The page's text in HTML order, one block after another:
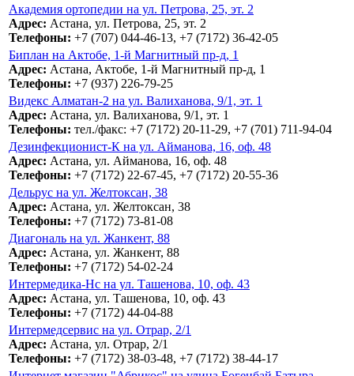
Академия ортопедии на ул. Петрова, 25, эт. 2
Адрес: Астана, ул. Петрова, 25, эт. 2
Телефоны: +7 (707) 044-46-13, +7 (7172) 36-42-05
Биплан на Актобе, 1-й Магнитный пр-д, 1
Адрес: Астана, Актобе, 1-й Магнитный пр-д, 1
Телефоны: +7 (937) 226-79-25
Видекс Алматан-2 на ул. Валиханова, 9/1, эт. 1
Адрес: Астана, ул. Валиханова, 9/1, эт. 1
Телефоны: тел./факс: +7 (7172) 20-11-29, +7 (701) 711-94-04
Дезинфекционист-К на ул. Айманова, 16, оф. 48
Адрес: Астана, ул. Айманова, 16, оф. 48
Телефоны: +7 (7172) 22-67-45, +7 (7172) 20-55-36
Дельрус на ул. Желтоксан, 38
Адрес: Астана, ул. Желтоксан, 38
Телефоны: +7 (7172) 73-81-08
Диагональ на ул. Жанкент, 88
Адрес: Астана, ул. Жанкент, 88
Телефоны: +7 (7172) 54-02-24
Интермедика-Нс на ул. Ташенова, 10, оф. 43
Адрес: Астана, ул. Ташенова, 10, оф. 43
Телефоны: +7 (7172) 44-04-88
Интермедсервис на ул. Отрар, 2/1
Адрес: Астана, ул. Отрар, 2/1
Телефоны: +7 (7172) 38-03-48, +7 (7172) 38-44-17